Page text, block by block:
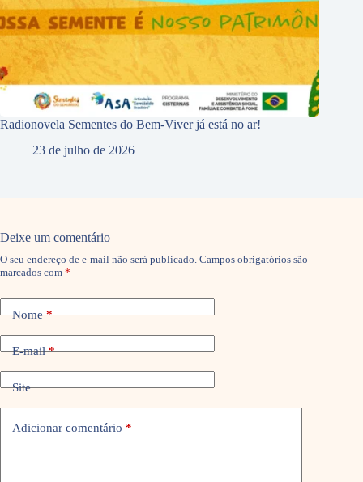
Radionovela Sementes do Bem-Viver já está no ar!
23 de julho de 2026
Deixe um comentário
O seu endereço de e-mail não será publicado. Campos obrigatórios são
marcados com *
Nome*
E-mail*
Site
Adicionar comentário *